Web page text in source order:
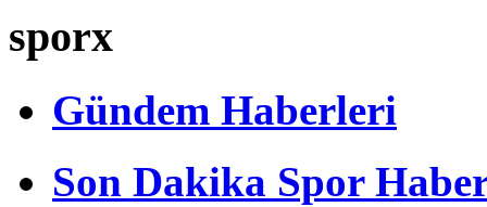
sporx
Gündem Haberleri
Son Dakika Spor